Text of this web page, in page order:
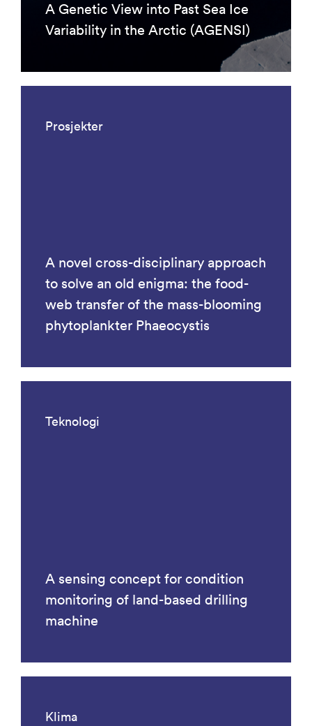
A Genetic View into Past Sea Ice
Variability in the Arctic (AGENSI)
Prosjekter
A novel cross-disciplinary approach
to solve an old enigma: the food-
web transfer of the mass-blooming
phytoplankter Phaeocystis
Teknologi
A sensing concept for condition
monitoring of land-based drilling
machine
Klima